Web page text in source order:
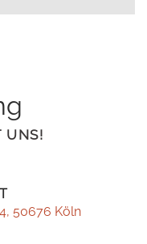
UNS!
50676 Köln